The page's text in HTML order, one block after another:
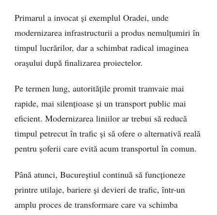
Primarul a invocat și exemplul Oradei, unde
modernizarea infrastructurii a produs nemulțumiri în
timpul lucrărilor, dar a schimbat radical imaginea
orașului după finalizarea proiectelor.
Pe termen lung, autoritățile promit tramvaie mai
rapide, mai silențioase și un transport public mai
eficient. Modernizarea liniilor ar trebui să reducă
timpul petrecut în trafic și să ofere o alternativă reală
pentru șoferii care evită acum transportul în comun.
Până atunci, Bucureștiul continuă să funcționeze
printre utilaje, bariere și devieri de trafic, într-un
amplu proces de transformare care va schimba